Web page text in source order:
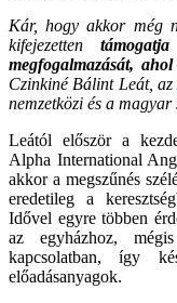
Kár, hogy akkor még
kifejezetten
megfogalmazását, ahol
Czinkiné Bálint Leát, az
nemzetközi és a
Leától először a
Alpha International
akkor a megszűnés
eredetileg a
Idővel egyre többen
az egyházhoz,
kapcsolatban, így
előadásanyagok.